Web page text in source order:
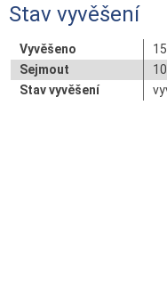
Stav vyvěšení
Vyvěšeno
Sejmout
Stav vyvěšení